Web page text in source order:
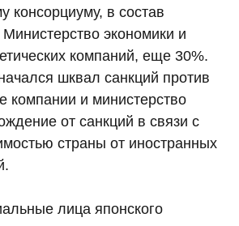
консорциуму, в состав
Министерство экономики и
компаний, еще 30%.
шквал санкций против
компании и министерство
от санкций в связи с
страны от иностранных
лица японского